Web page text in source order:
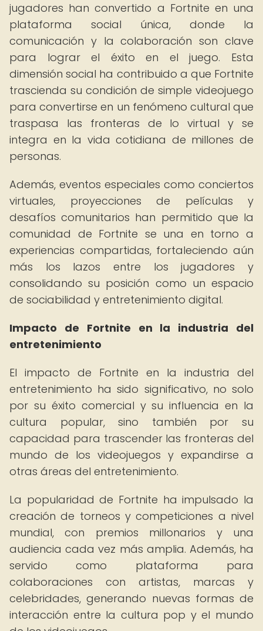
jugadores han convertido a Fortnite en una
plataforma social única, donde la
comunicación y la colaboración son clave
para lograr el éxito en el juego. Esta
dimensión social ha contribuido a que Fortnite
trascienda su condición de simple videojuego
para convertirse en un fenómeno cultural que
traspasa las fronteras de lo virtual y se
integra en la vida cotidiana de millones de
personas.
Además, eventos especiales como conciertos
virtuales, proyecciones de películas y
desafíos comunitarios han permitido que la
comunidad de Fortnite se una en torno a
experiencias compartidas, fortaleciendo aún
más los lazos entre los jugadores y
consolidando su posición como un espacio
de sociabilidad y entretenimiento digital.
Impacto de Fortnite en la industria del
entretenimiento
El impacto de Fortnite en la industria del
entretenimiento ha sido significativo, no solo
por su éxito comercial y su influencia en la
cultura popular, sino también por su
capacidad para trascender las fronteras del
mundo de los videojuegos y expandirse a
otras áreas del entretenimiento.
La popularidad de Fortnite ha impulsado la
creación de torneos y competiciones a nivel
mundial, con premios millonarios y una
audiencia cada vez más amplia. Además, ha
servido como plataforma para
colaboraciones con artistas, marcas y
celebridades, generando nuevas formas de
interacción entre la cultura pop y el mundo